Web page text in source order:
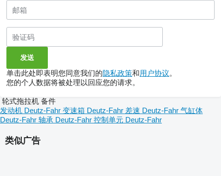
单击此处即表明您同意我们的隐私政策和用户协议。
您的个人数据将被处理以回应您的请求。
类似广告
轮式拖拉机 备件
发动机 Deutz-Fahr 变速箱 Deutz-Fahr 差速 Deutz-Fahr 气缸体
Deutz-Fahr 轴承 Deutz-Fahr 控制单元 Deutz-Fahr